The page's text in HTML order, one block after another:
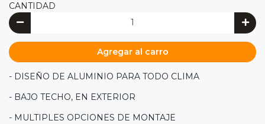
CANTIDAD
Agregar al carro
- DISEÑO DE ALUMINIO PARA TODO CLIMA
- BAJO TECHO, EN EXTERIOR
- MULTIPLES OPCIONES DE MONTAJE